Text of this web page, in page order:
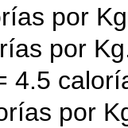
por
por
4.5
por